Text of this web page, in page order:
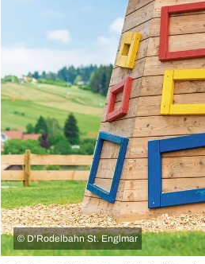
© D'Rodelbahn St. Englmar